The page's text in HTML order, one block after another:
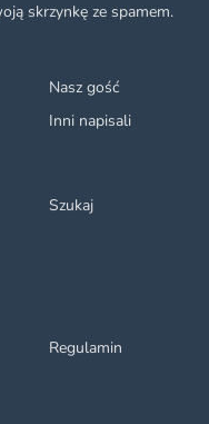
Nasz gość
Inni napisali
Szukaj
Regulamin
skrzynkę ze spamem.